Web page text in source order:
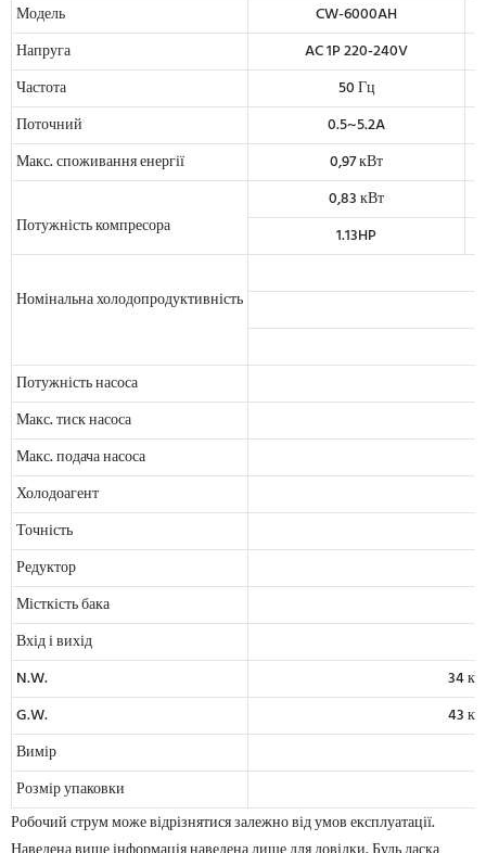
Модель
CW-6000AH
Напруга
AC 1P 220-240V
Частота
50 Гц
Поточний
0.5~5.2A
Макс. споживання енергії
0,97 кВт
Потужність компресора
0,83 кВт
1.13HP
Номінальна холодопродуктивність
Потужність насоса
Макс. тиск насоса
Макс. подача насоса
Холодоагент
Точність
Редуктор
Місткість бака
Вхід і вихід
N.W.
34 кг
G.W.
43 кг
Вимір
Розмір упаковки
Робочий струм може відрізнятися залежно від умов експлуатації.